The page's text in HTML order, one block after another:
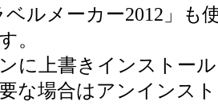
ベルメーカー2012」も
。
に上書きインストー
な場合はアンインス